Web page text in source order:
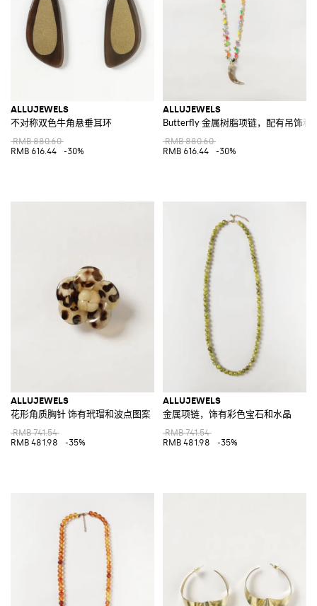
ALLUJEWELS
不对称双色牛角悬垂耳环
RMB 880.60
RMB 616.44
-30%
ALLUJEWELS
Butterfly 金属树脂项链，配有吊饰和
RMB 880.60
RMB 616.44
-30%
ALLUJEWELS
花形角质胸针 饰有玳瑁和波点图案
RMB 741.54
RMB 481.98
-35%
ALLUJEWELS
金属项链，饰有彩色宝石和水晶
RMB 741.54
RMB 481.98
-35%